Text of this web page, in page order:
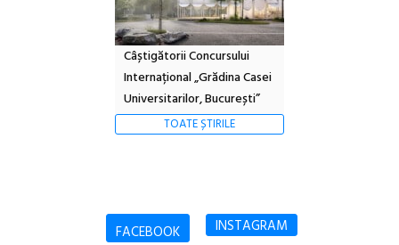
Câștigătorii Concursului
Internațional „Grădina Casei
Universitarilor, București”
TOATE ȘTIRILE
FACEBOOK INSTAGRAM